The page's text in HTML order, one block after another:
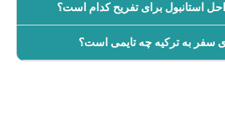
استانبول برای تفریح کدام است؟
سفر به ترکیه چه تایمی است؟